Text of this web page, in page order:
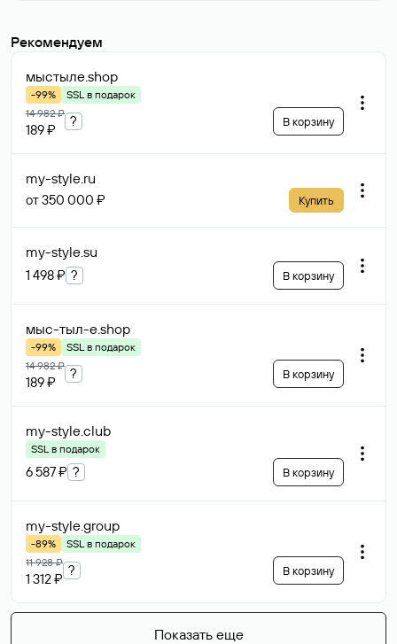
Рекомендуем
мыстыле.shop
-99%
SSL в подарок
14 982 ₽
189 ₽
? В корзину
my-style.ru
от 350 000 ₽ Купить
my-style.su
1 498 ₽ ? В корзину
мыс-тыл-е.shop
-99%
SSL в подарок
14 982 ₽
189 ₽
? В корзину
my-style.club
SSL в подарок
6 587 ₽ ? В корзину
my-style.group
-89%
SSL в подарок
11 928 ₽
1 312 ₽
? В корзину
Показать еще